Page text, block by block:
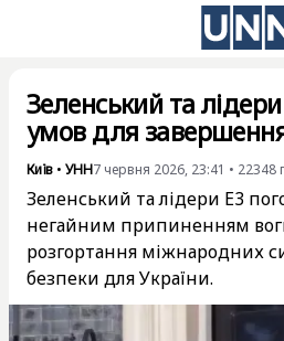
Зеленський та
умов для
Київ • УНН7 червня 2026, 23:41 • 22348
Зеленський та лідери E3
негайним припиненням
розгортання міжнародних
безпеки для України.